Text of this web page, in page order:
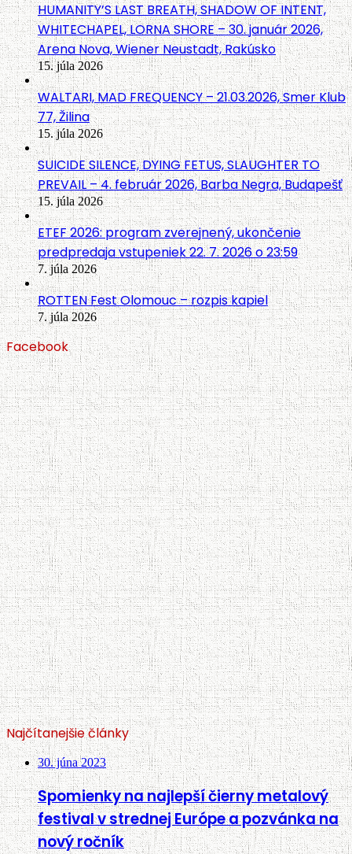
HUMANITY’S LAST BREATH, SHADOW OF INTENT,
WHITECHAPEL, LORNA SHORE – 30. január 2026,
Arena Nova, Wiener Neustadt, Rakúsko
15. júla 2026
WALTARI, MAD FREQUENCY – 21.03.2026, Smer Klub
77, Žilina
15. júla 2026
SUICIDE SILENCE, DYING FETUS, SLAUGHTER TO
PREVAIL – 4. február 2026, Barba Negra, Budapešť
15. júla 2026
ETEF 2026: program zverejnený, ukončenie
predpredaja vstupeniek 22. 7. 2026 o 23:59
7. júla 2026
ROTTEN Fest Olomouc – rozpis kapiel
7. júla 2026
Facebook
Najčítanejšie články
30. júna 2023
Spomienky na najlepší čierny metalový
festival v strednej Európe a pozvánka na
nový ročník